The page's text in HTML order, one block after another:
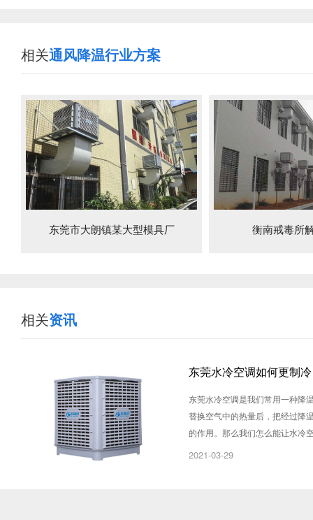
相关通风降温行业方案
东莞市大朗镇某大型模具厂 衡南戒毒所
相关资讯
东莞水冷空调如何更制冷
东莞水冷空调是我们常用一种降
替换空气中的热量后，把经过降
的作用。那么我们怎么能让水冷
2021-03-29